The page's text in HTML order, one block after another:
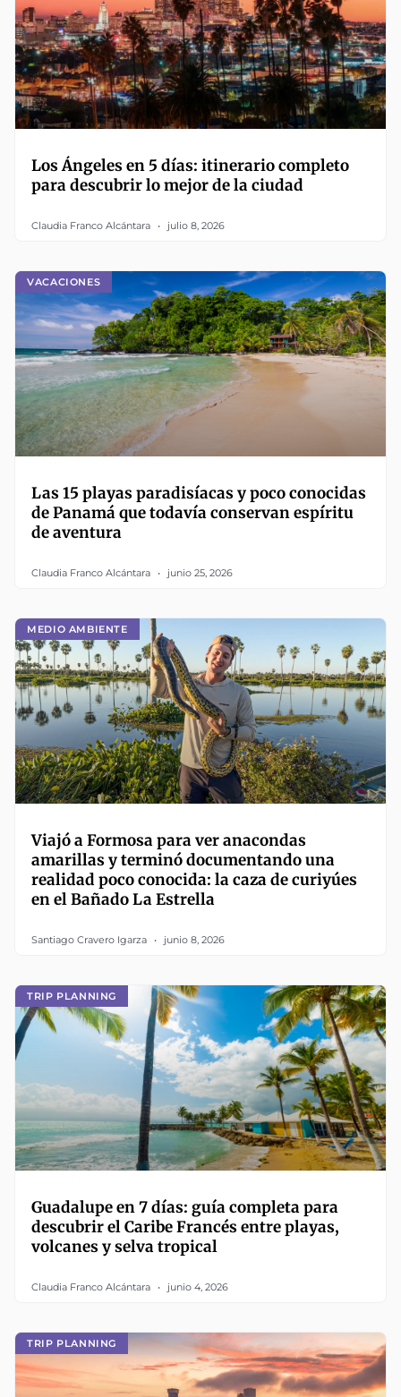
Los Ángeles en 5 días: itinerario completo
para descubrir lo mejor de la ciudad
Claudia Franco Alcántara julio 8, 2026
VACACIONES
Las 15 playas paradisíacas y poco conocidas
de Panamá que todavía conservan espíritu
de aventura
Claudia Franco Alcántara junio 25, 2026
MEDIO AMBIENTE
Viajó a Formosa para ver anacondas
amarillas y terminó documentando una
realidad poco conocida: la caza de curiyúes
en el Bañado La Estrella
Santiago Cravero Igarza junio 8, 2026
TRIP PLANNING
Guadalupe en 7 días: guía completa para
descubrir el Caribe Francés entre playas,
volcanes y selva tropical
Claudia Franco Alcántara junio 4, 2026
TRIP PLANNING